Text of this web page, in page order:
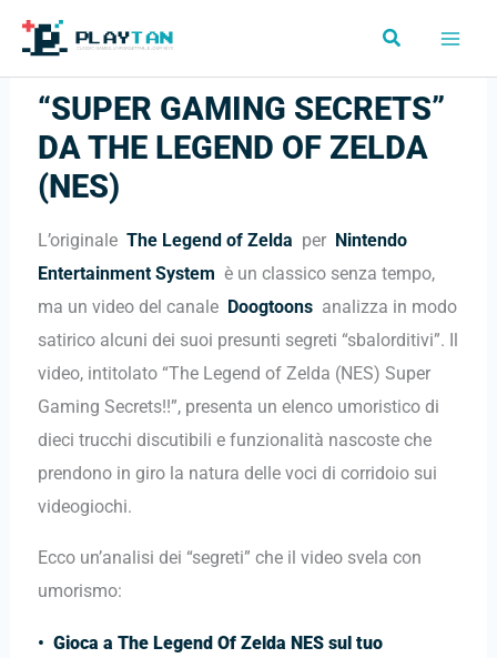
contenuto
Cerca
“SUPER GAMING SECRETS”
DA THE LEGEND OF ZELDA
(NES)
L’originale The Legend of Zelda per Nintendo
Entertainment System è un classico senza tempo,
ma un video del canale Doogtoonsanalizza in modo
satirico alcuni dei suoi presunti segreti “sbalorditivi”. Il
video, intitolato “The Legend of Zelda (NES) Super
Gaming Secrets!!”, presenta un elenco umoristico di
dieci trucchi discutibili e funzionalità nascoste che
prendono in giro la natura delle voci di corridoio sui
videogiochi.
Ecco un’analisi dei “segreti” che il video svela con
umorismo:
• Gioca a The Legend Of Zelda NES sul tuo